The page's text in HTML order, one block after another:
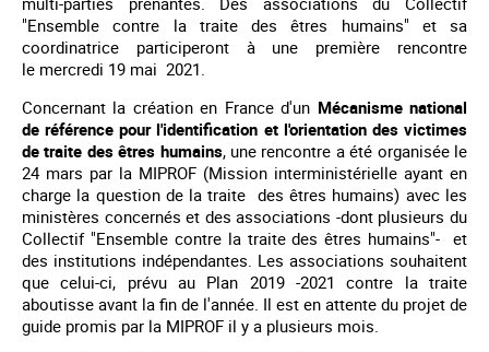
"Ensemble contre la traite des êtres humains" et sa
coordinatrice participeront à une première rencontre
le mercredi 19 mai 2021.
Concernant la création en France d'un Mécanisme national
de référence pour l'identification et l'orientation des victimes
de traite des êtres humains, une rencontre a été organisée le
24 mars par la MIPROF (Mission interministérielle ayant en
charge la question de la traite des êtres humains) avec les
ministères concernés et des associations -dont plusieurs du
Collectif "Ensemble contre la traite des êtres humains"- et
des institutions indépendantes. Les associations souhaitent
que celui-ci, prévu au Plan 2019 -2021 contre la traite
aboutisse avant la fin de l'année. Il est en attente du projet de
guide promis par la MIPROF il y a plusieurs mois.